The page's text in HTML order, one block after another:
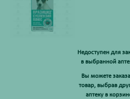
Недоступен для
в выбранной
Вы можете
товар, выбрав
аптеку в